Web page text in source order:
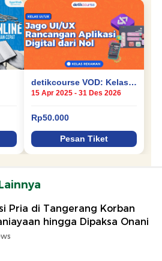
Pria di Tangerang Korban
hingga Dipaksa Onani